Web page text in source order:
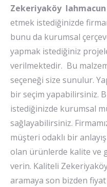
Zekeriyaköy lahmacun
etmek istediğinizde
bunu da kurumsal
yapmak istediğiniz
verilmektedir. Bu
seçeneği size sunulur.
bir seçim yapabilirsiniz.
istediğinizde kurumsal
sağlayabilirsiniz.
müşteri odaklı bir
olan ürünlerde kalite ve
verin. Kaliteli
aramaya son bizden